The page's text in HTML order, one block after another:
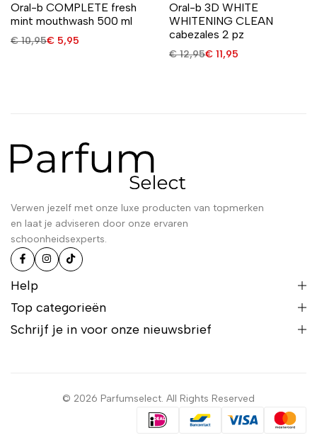
Oral-b COMPLETE fresh
mint mouthwash 500 ml
€10,95€ 5,95
Oral-b 3D WHITE
WHITENING CLEAN
cabezales 2 pz
€12,95€ 11,95
Verwen jezelf met onze luxe producten van topmerken
en laat je adviseren door onze ervaren
schoonheidsexperts.
Help
Top categorieën
Schrijf je in voor onze nieuwsbrief
© 2026 Parfumselect. All Rights Reserved